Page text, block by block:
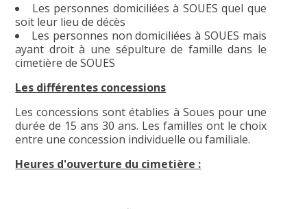
Les personnes domiciliées à SOUES quel que
soit leur lieu de décès
Les personnes non domiciliées à SOUES mais
ayant droit à une sépulture de famille dans le
cimetière de SOUES
Les différentes concessions
Les concessions sont établies à Soues pour une
durée de 15 ans 30 ans. Les familles ont le choix
entre une concession individuelle ou familiale.
Heures d'ouverture du cimetière :